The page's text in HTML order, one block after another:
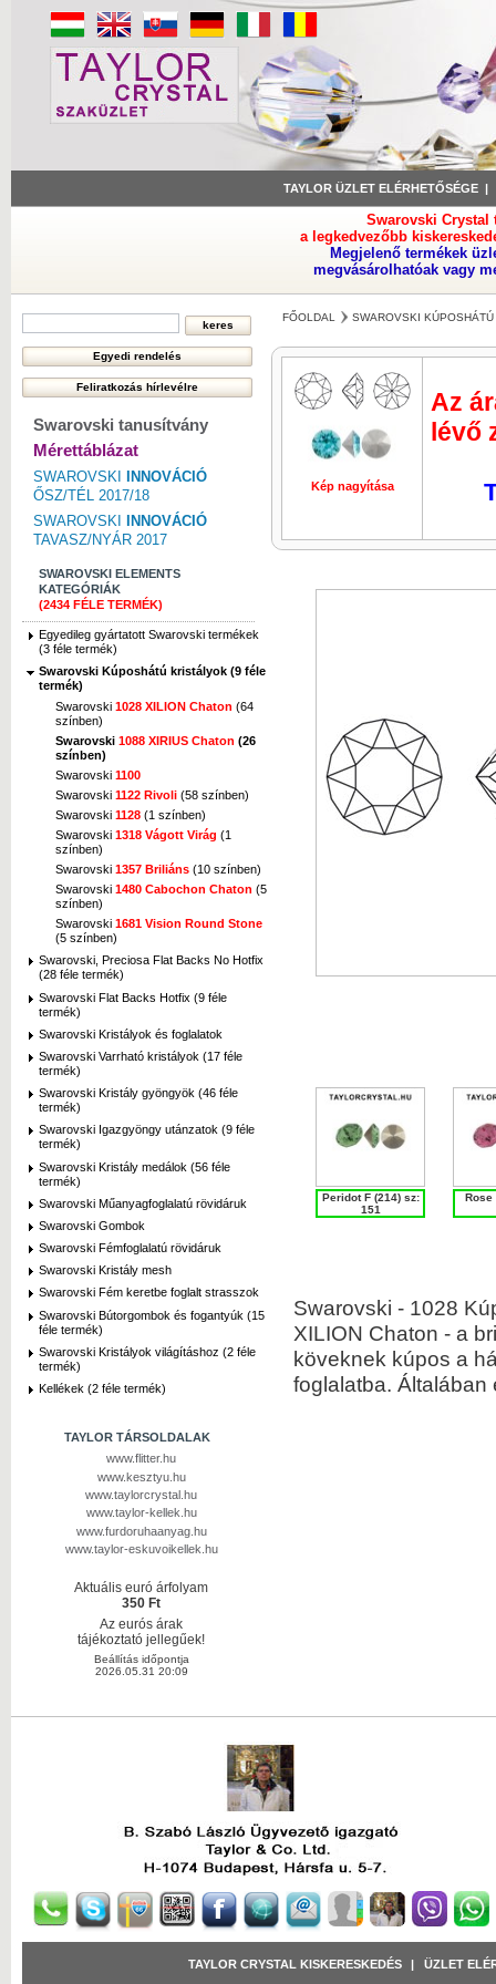
TAYLOR ÜZLET ELÉRHETŐSÉGE
Swarovski Crystal
a legkedvezőbb
Megjelenő termékek
megvásárolhatóak vagy
Swarovski tanusítvány
Mérettáblázat
SWAROVSKI
INNOVÁCIÓ
ŐSZ/TÉL 2017/18
SWAROVSKI
INNOVÁCIÓ
TAVASZ/NYÁR 2017
SWAROVSKI ELEMENTS
KATEGÓRIÁK
(2434 FÉLE TERMÉK)
Egyedileg gyártatott Swarovski termékek
(3 féle termék)
Swarovski Kúposhátú kristályok (9 féle
termék)
Swarovski 1028 XILION Chaton (64
színben)
Swarovski 1088 XIRIUS Chaton (26
színben)
Swarovski 1100
Swarovski 1122 Rivoli (58 színben)
Swarovski 1128 (1 színben)
Swarovski 1318 Vágott Virág (1
színben)
Swarovski 1357 Briliáns (10 színben)
Swarovski 1480 Cabochon Chaton (5
színben)
Swarovski 1681 Vision Round Stone
(5 színben)
Swarovski, Preciosa Flat Backs No Hotfix
(28 féle termék)
Swarovski Flat Backs Hotfix (9 féle
termék)
Swarovski Kristályok és foglalatok
Swarovski Varrható kristályok (17 féle
termék)
Swarovski Kristály gyöngyök (46 féle
termék)
Swarovski Igazgyöngy utánzatok (9 féle
termék)
Swarovski Kristály medálok (56 féle
termék)
Swarovski Műanyagfoglalatú rövidáruk
Swarovski Gombok
Swarovski Fémfoglalatú rövidáruk
Swarovski Kristály mesh
Swarovski Fém keretbe foglalt strasszok
Swarovski Bútorgombok és fogantyúk (15
féle termék)
Swarovski Kristályok világításhoz (2 féle
termék)
Kellékek (2 féle termék)
TAYLOR TÁRSOLDALAK
www.flitter.hu
www.kesztyu.hu
www.taylorcrystal.hu
www.taylor-kellek.hu
www.furdoruhaanyag.hu
www.taylor-eskuvoikellek.hu
Aktuális euró árfolyam
350 Ft
Az eurós árak
tájékoztató jellegűek!
Beállítás időpontja
2026.05.31 20:09
FŐOLDAL SWAROVSKI
Kép nagyítása Kép
Az
lévő
Peridot F (214) sz:
151
Rose
Swarovski - 1028
XILION Chaton - a
köveknek kúpos a
foglalatba.
TAYLOR CRYSTAL KISKERESKEDÉS ÜZLET